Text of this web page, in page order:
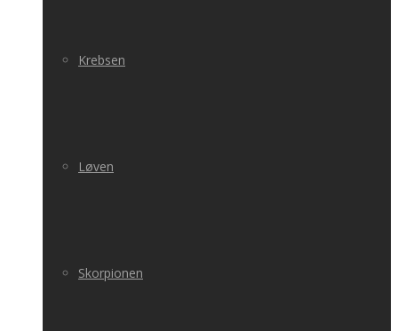
Krebsen
Løven
Skorpionen